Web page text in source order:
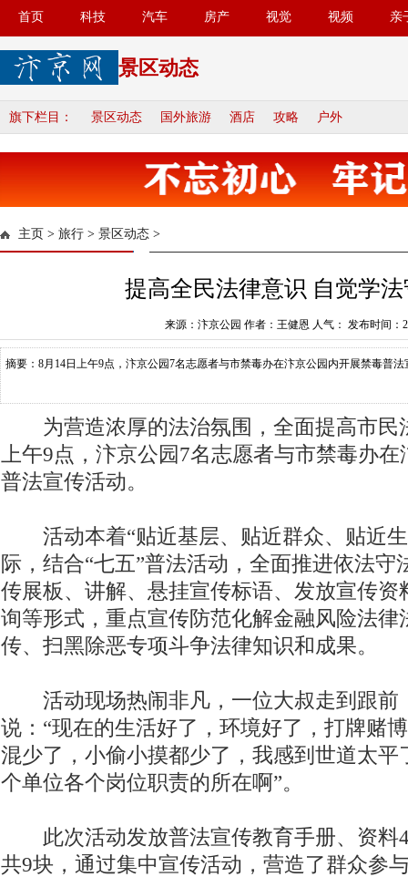
首页 科技 汽车 房产 视觉 视频 亲
景区动态
旗下栏目： 景区动态 国外旅游 酒店 攻略 户外
主页 > 旅行 > 景区动态 >
提高全民法律意识 自觉学
来源：汴京公园 作者：王健恩 人气： 发布时间：
摘要：8月14日上午9点，汴京公园7名志愿者与市禁毒办在汴京公园内开展禁毒普法
为营造浓厚的法治氛围，全面提高市民
上午9点，汴京公园7名志愿者与市禁毒办
普法宣传活动。
活动本着“贴近基层、贴近群众、贴近生
际，结合“七五”普法活动，全面推进依法守
传展板、讲解、悬挂宣传标语、发放宣传资
询等形式，重点宣传防范化解金融风险法律
传、扫黑除恶专项斗争法律知识和成果。
活动现场热闹非凡，一位大叔走到跟前
说：“现在的生活好了，环境好了，打牌赌
混少了，小偷小摸都少了，我感到世道太平
个单位各个岗位职责的所在啊”。
此次活动发放普法宣传教育手册、资料
共9块，通过集中宣传活动，营造了群众参